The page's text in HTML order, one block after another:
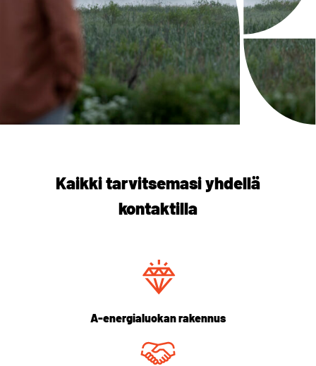
Kaikki tarvitsemasi yhdellä
kontaktilla
A-energialuokan rakennus